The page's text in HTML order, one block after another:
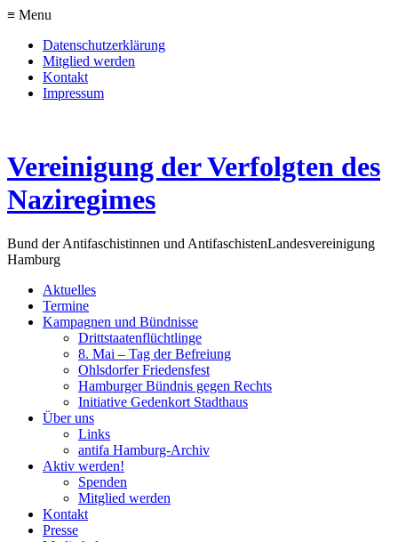
≡ Menu
Datenschutzerklärung
Mitglied werden
Kontakt
Impressum
Vereinigung der Verfolgten des
Naziregimes
Bund der Antifaschistinnen und AntifaschistenLandesvereinigung
Hamburg
Aktuelles
Termine
Kampagnen und Bündnisse
Drittstaatenflüchtlinge
8. Mai – Tag der Befreiung
Ohlsdorfer Friedensfest
Hamburger Bündnis gegen Rechts
Initiative Gedenkort Stadthaus
Über uns
Links
antifa Hamburg-Archiv
Aktiv werden!
Spenden
Mitglied werden
Kontakt
Presse